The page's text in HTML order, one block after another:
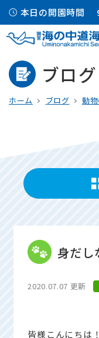
本日の開園時間
ブログ
ホーム ブログ 動
身だし
2020.07.07 更新
皆様こんにちは！